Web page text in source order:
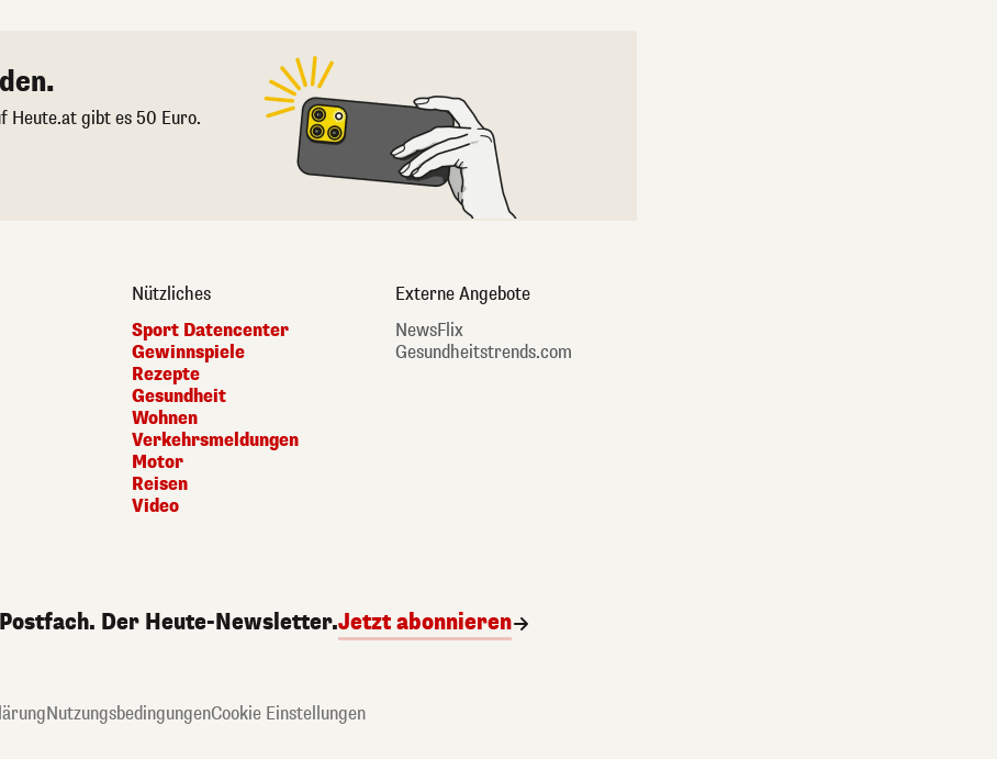
Heute.at gibt es 50 Euro.
Nützliches
Sport Datencenter
Gewinnspiele
Rezepte
Gesundheit
Wohnen
Verkehrsmeldungen
Motor
Reisen
Video
Externe Angebote
NewsFlix
Gesundheitstrends.com
Der Heute-Newsletter.Jetzt abonnieren
NutzungsbedingungenCookie Einstellungen